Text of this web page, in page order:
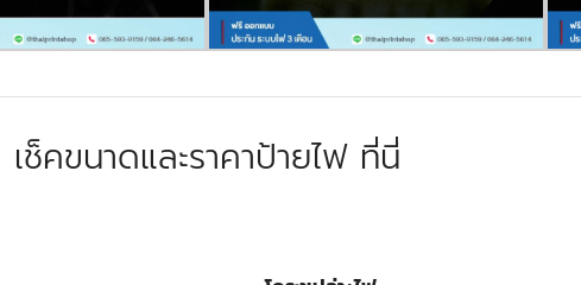
เช็คขนาดและราคาป้ายไฟ ที่นี่